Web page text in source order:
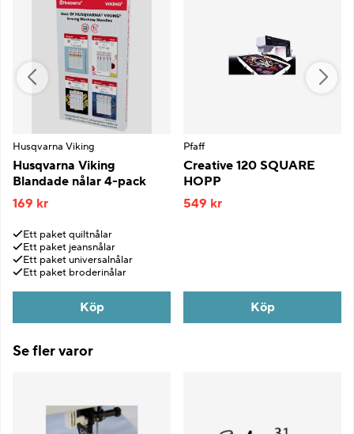
Husqvarna Viking
Husqvarna Viking
Blandade nålar 4-pack
169 kr
Ett paket quiltnålar
Ett paket jeansnålar
Ett paket universalnålar
Ett paket broderinålar
Köp
Pfaff
Creative 120 SQUARE
HOPP
549 kr
Köp
Se fler varor